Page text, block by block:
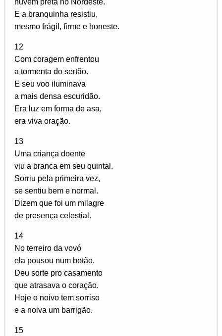
E a branquinha resistiu,
mesmo frágil, firme e honeste.
12
Com coragem enfrentou
a tormenta do sertão.
E seu voo iluminava
a mais densa escuridão.
Era luz em forma de asa,
era viva oração.
13
Uma criança doente
viu a branca em seu quintal.
Sorriu pela primeira vez,
se sentiu bem e normal.
Dizem que foi um milagre
de presença celestial.
14
No terreiro da vovó
ela pousou num botão.
Deu sorte pro casamento
que atrasava o coração.
Hoje o noivo tem sorriso
e a noiva um barrigão.
15